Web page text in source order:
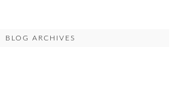
BLOG ARCHIVES